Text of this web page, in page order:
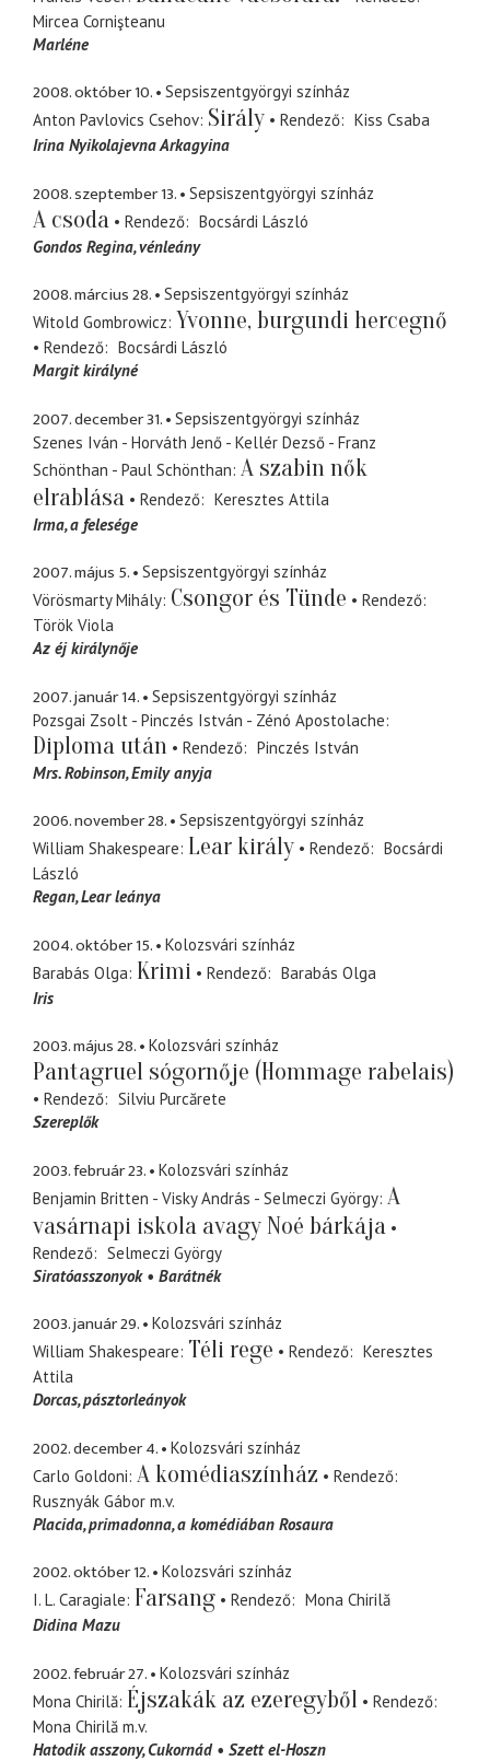
Mircea Cornişteanu
Marléne
2008. október 10.
Sepsiszentgyörgyi színház
Anton Pavlovics Csehov Sirály Rendező
Kiss Csaba
Irina Nyikolajevna Arkagyina
2008. szeptember 13. Sepsiszentgyörgyi színház
A csoda Rendező
Bocsárdi László
Gondos Regina vénleány
2008. március 28.
Sepsiszentgyörgyi színház
Witold Gombrowicz Yvonne, burgundi hercegnő
Rendező
Bocsárdi László
Margit királyné
2007. december 31.
Sepsiszentgyörgyi színház
Szenes Iván - Horváth Jenő - Kellér Dezső - Franz
Schönthan - Paul Schönthan A szabin nők
elrablása
Rendező
Keresztes Attila
Irma a felesége
2007. május 5.
Sepsiszentgyörgyi színház
Vörösmarty Mihály Csongor és Tünde
Rendező
Török Viola
Az éj királynője
2007. január 14.
Sepsiszentgyörgyi színház
Pozsgai Zsolt - Pinczés István - Zénó Apostolache
Diploma után Rendező
Pinczés István
Mrs. Robinson Emily anyja
2006. november 28.
Sepsiszentgyörgyi színház
William Shakespeare Lear király Rendező
Bocsárdi
László
Regan Lear leánya
2004. október 15.
Kolozsvári színház
Barabás Olga Krimi Rendező
Barabás Olga
Iris
2003. május 28. Kolozsvári színház
Pantagruel sógornője (Hommage rabelais)
Rendező
Silviu Purcărete
Szereplők
2003. február 23.
Kolozsvári színház
Benjamin Britten - Visky András - Selmeczi György A
vasárnapi iskola avagy Noé bárkája
Rendező
Selmeczi György
Siratóasszonyok
Barátnék
2003. január 29.
Kolozsvári színház
William Shakespeare Téli rege Rendező
Keresztes
Attila
Dorcas pásztorleányok
2002. december 4.
Kolozsvári színház
Carlo Goldoni A komédiaszínház
Rendező
Rusznyák Gábor m.v.
Placida primadonna, a komédiában Rosaura
2002. október 12.
Kolozsvári színház
I. L. Caragiale Farsang Rendező
Mona Chirilă
Didina Mazu
2002. február 27.
Kolozsvári színház
Mona Chirilă Éjszakák az ezeregyből
Rendező
Mona Chirilă m.v.
Hatodik asszony Cukornád Szett el-Hoszn